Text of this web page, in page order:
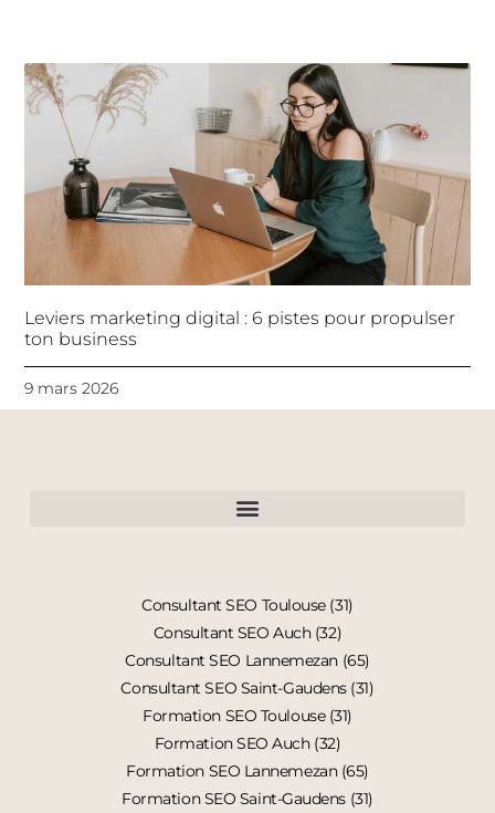
Leviers marketing digital : 6 pistes pour propulser
ton business
9 mars 2026
Consultant SEO Toulouse (31)
Consultant SEO Auch (32)
Consultant SEO Lannemezan (65)
Consultant SEO Saint-Gaudens (31)
Formation SEO Toulouse (31)
Formation SEO Auch (32)
Formation SEO Lannemezan (65)
Formation SEO Saint-Gaudens (31)